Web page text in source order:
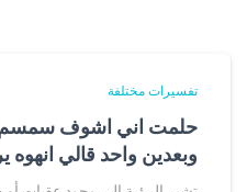
تفسيرات مختلفة
حلمت اني اشوف سمسم
وبعدين واحد قالي انهوه